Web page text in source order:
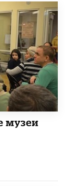
музеи